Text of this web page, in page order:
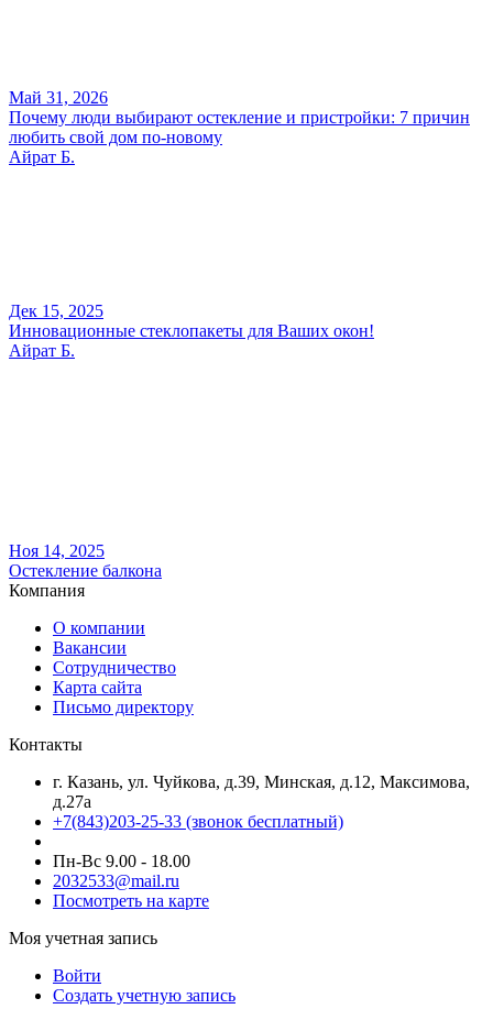
Май 31, 2026
Почему люди выбирают остекление и пристройки: 7 причин
любить свой дом по-новому
Айрат Б.
Дек 15, 2025
Инновационные стеклопакеты для Ваших окон!
Айрат Б.
Ноя 14, 2025
Остекление балкона
Компания
О компании
Вакансии
Сотрудничество
Карта сайта
Письмо директору
Контакты
г. Казань, ул. Чуйкова, д.39, Минская, д.12, Максимова,
д.27а
+7(843)203-25-33 (звонок бесплатный)
Пн-Вс 9.00 - 18.00
2032533@mail.ru
Посмотреть на карте
Моя учетная запись
Войти
Создать учетную запись